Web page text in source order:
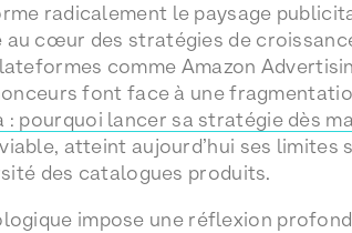
radicalement le paysage
cœur des stratégies de
comme Amazon
font face à une
: pourquoi lancer sa stratégie dès
atteint aujourd’hui ses
des catalogues produits.
impose une réflexion